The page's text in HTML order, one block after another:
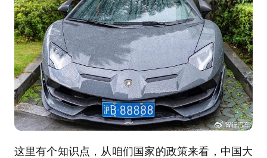
这里有个知识点，从咱们国家的政策来看，中国大